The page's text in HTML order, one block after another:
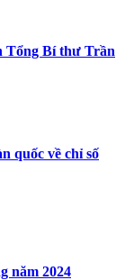
Tổng Bí thư Trần
quốc về chỉ số
năm 2024